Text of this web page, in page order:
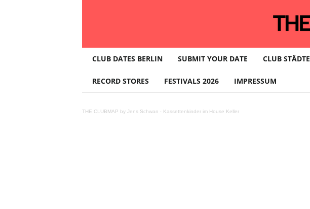
L
B
CLUB DATES BERLIN SUBMIT YOUR DATE CLUB STÄDTE
RECORD STORES FESTIVALS 2026 IMPRESSUM
THE CLUBMAP by Jens Schwan · Kassettenkinder im House Keller